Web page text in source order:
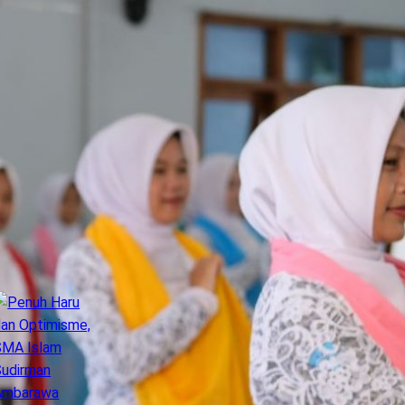
PENGUMUMAN RESMI: Hasil Seleksi
Penerimaan Murid Baru (SPMB)
Gelombang 1 & 2 SMA Islam Sudirman
Ambarawa Tahun Ajaran 2026/2027
HASIL SELEKSI PENERIMAAN MURID
BARU (SPMB) GELOMBANG 1
Penuh Haru dan Optimisme, SMA Islam
Sudirman Ambarawa Gelar Lepas